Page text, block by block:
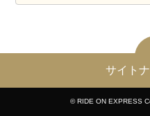
サイト
© RIDE ON EXPRESS